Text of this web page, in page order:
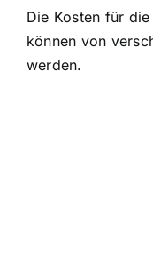
Die Kosten für
können von
werden.